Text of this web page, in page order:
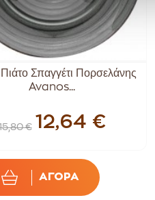
Σπαγγέτι Πορσελάνης
Avanos...
€ 12,64 €
ΑΓΟΡΑ